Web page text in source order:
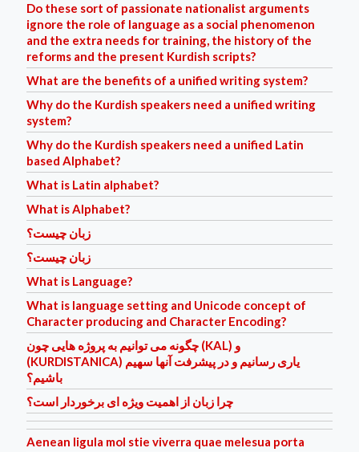
Do these sort of passionate nationalist arguments
ignore the role of language as a social phenomenon
and the extra needs for training, the history of the
reforms and the present Kurdish scripts?
What are the benefits of a unified writing system?
Why do the Kurdish speakers need a unified writing
system?
Why do the Kurdish speakers need a unified Latin
based Alphabet?
What is Latin alphabet?
What is Alphabet?
زبان چیست؟
زبان چیست؟
What is Language?
What is language setting and Unicode concept of
Character producing and Character Encoding?
چگونه می توانیم به پروژه هایی چون (KAL) و
(KURDISTANICA) یاری رسانیم و در پیشرفت آنها سهیم
باشیم؟
چرا زبان از اهمیت ویژه ای برخوردار است؟
Aenean ligula mol stie viverra quae melesua porta